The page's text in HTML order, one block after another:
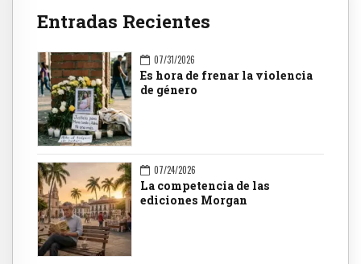
Entradas Recientes
07/31/2026
Es hora de frenar la violencia
de género
07/24/2026
La competencia de las
ediciones Morgan